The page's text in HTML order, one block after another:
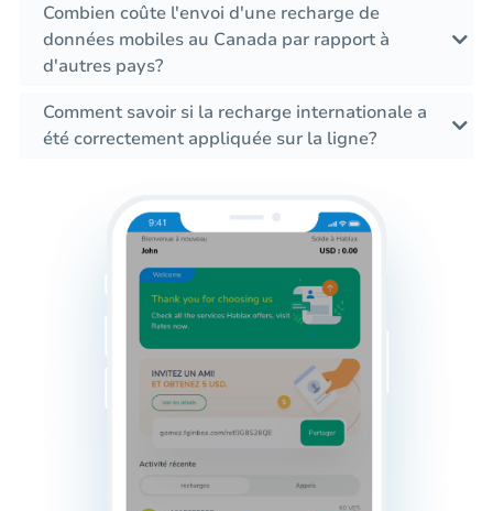
Combien coûte l'envoi d'une recharge de
données mobiles au Canada par rapport à
d'autres pays?
Comment savoir si la recharge internationale a
été correctement appliquée sur la ligne?